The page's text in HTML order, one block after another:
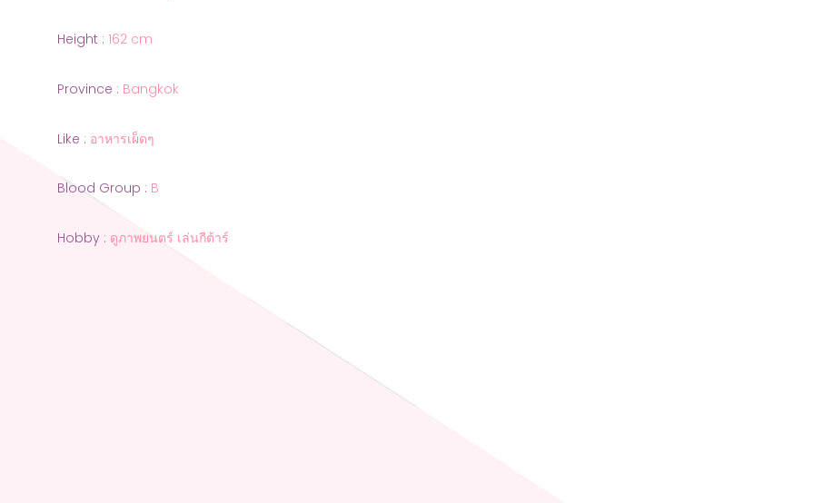
Height : 162 cm
Province : Bangkok
Like : อาหารเผ็ดๆ
Blood Group : B
Hobby : ดูภาพยนตร์ เล่นกีต้าร์